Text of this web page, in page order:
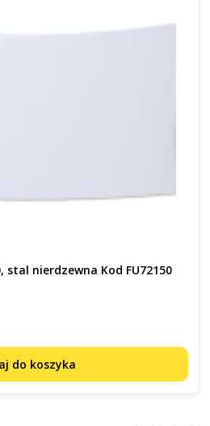
stal nierdzewna Kod FU72150
do koszyka